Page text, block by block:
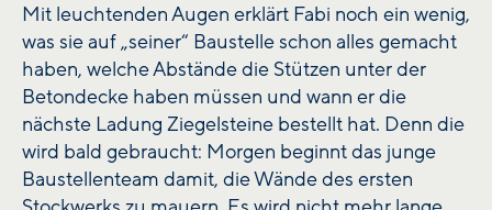
Mit leuchtenden Augen erklärt Fabi noch ein wenig,
was sie auf „seiner“ Baustelle schon alles gemacht
haben, welche Abstände die Stützen unter der
Betondecke haben müssen und wann er die
nächste Ladung Ziegelsteine bestellt hat. Denn die
wird bald gebraucht: Morgen beginnt das junge
Baustellenteam damit, die Wände des ersten